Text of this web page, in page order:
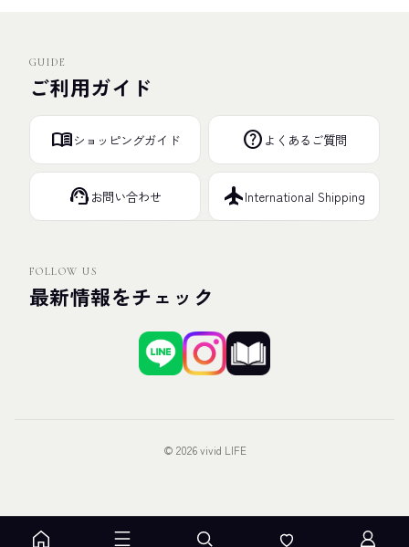
GUIDE
ご利用ガイド
menu_bookショッピングガイド help よくあるご質問
support_agent お問い合わせ flightInternational Shipping
FOLLOW US
最新情報をチェック
© 2026 vivid LIFE